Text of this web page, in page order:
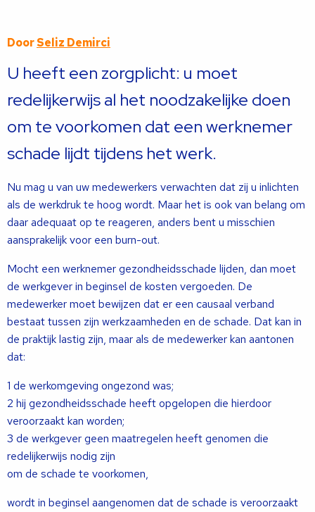
DoorSeliz Demirci
U heeft een zorgplicht: u moet
redelijkerwijs al het noodzakelijke doen
om te voorkomen dat een werknemer
schade lijdt tijdens het werk.
Nu mag u van uw medewerkers verwachten dat zij u inlichten
als de werkdruk te hoog wordt. Maar het is ook van belang om
daar adequaat op te reageren, anders bent u misschien
aansprakelijk voor een burn-out.
Mocht een werknemer gezondheidsschade lijden, dan moet
de werkgever in beginsel de kosten vergoeden. De
medewerker moet bewijzen dat er een causaal verband
bestaat tussen zijn werkzaamheden en de schade. Dat kan in
de praktijk lastig zijn, maar als de medewerker kan aantonen
dat:
1 de werkomgeving ongezond was;
2 hij gezondheidsschade heeft opgelopen die hierdoor
veroorzaakt kan worden;
3 de werkgever geen maatregelen heeft genomen die
redelijkerwijs nodig zijn
om de schade te voorkomen,
wordt in beginsel aangenomen dat de schade is veroorzaakt